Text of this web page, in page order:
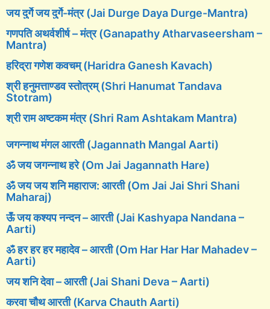
जय दुर्गे जय दुर्गे-मंत्र (Jai Durge Daya Durge-Mantra)
गणपति अथर्वशीर्ष – मंत्र (Ganapathy Atharvaseersham –
Mantra)
हरिद्रा गणेश कवचम् (Haridra Ganesh Kavach)
श्री हनुमत्ताण्डव स्तोत्रम् (Shri Hanumat Tandava
Stotram)
श्री राम अष्टकम मंत्र (Shri Ram Ashtakam Mantra)
जगन्नाथ मंगल आरती (Jagannath Mangal Aarti)
ॐ जय जगन्नाथ हरे (Om Jai Jagannath Hare)
ॐ जय जय शनि महाराज: आरती (Om Jai Jai Shri Shani
Maharaj)
ऊँ जय कश्यप नन्दन – आरती (Jai Kashyapa Nandana –
Aarti)
ॐ हर हर हर महादेव – आरती (Om Har Har Har Mahadev –
Aarti)
जय शनि देवा – आरती (Jai Shani Deva – Aarti)
करवा चौथ आरती (Karva Chauth Aarti)